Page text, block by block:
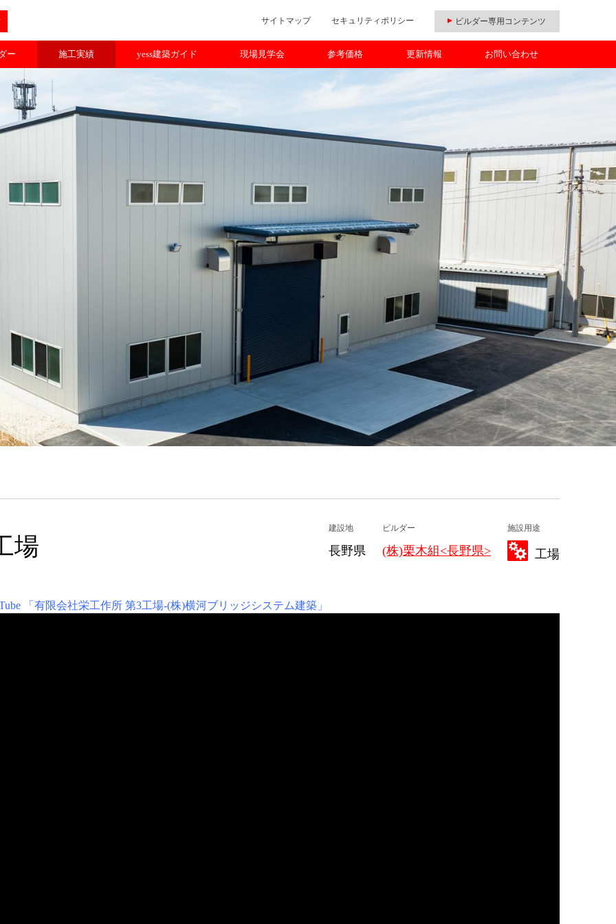
サイトマップ セキュリティポリシー ビルダー専用コンテンツ
ー 施工実績 yess建築ガイド 現場見学会 参考価格 更新情報 お問い合わせ
場
建設地
長野県
ビルダー
(株)栗木組<長野県>
施設用途
工場
「有限会社栄工作所 第3工場-(株)横河ブリッジシステム建築」